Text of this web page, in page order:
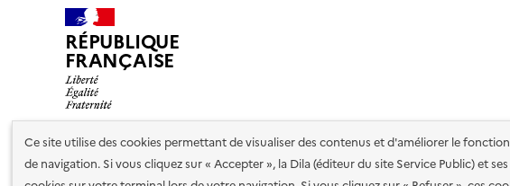
Ce site utilise des cookies permettant de visualiser des contenus et d'améliorer le
de navigation. Si vous cliquez sur « Accepter », la Dila (éditeur du site Service Public) et
RÉPUBLIQUE
FRANÇAISE
Nos partenaires